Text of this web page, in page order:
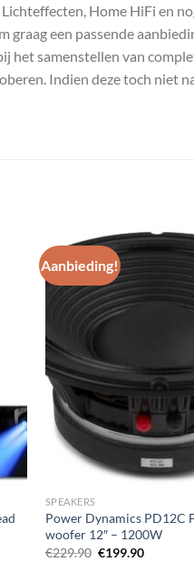
Home HiFi en
een passende
het samenstellen van
Indien deze toch niet
Aanbieding!
SPEAKERS
Power Dynamics PD12C
woofer 12″ – 1200W
€229.90 Oorspronkelijke
€199.90Huidige